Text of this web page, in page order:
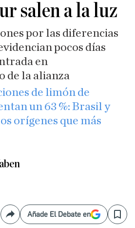
salen a la luz
por las diferencias
pocos días
en
de la alianza
de limón de
un 63 %: Brasil y
orígenes que más
CompartirAñade El Debate en Save